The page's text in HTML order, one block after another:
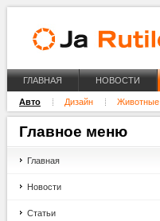
ГЛАВНАЯ НОВОСТИ
Авто Дизайн Животные
Главное меню
Главная
Новости
Статьи